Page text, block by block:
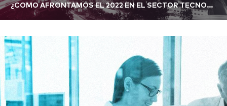
¿COMO AFRONTAMOS EL 2022 EN EL SECTOR TECNOLÓGICO?